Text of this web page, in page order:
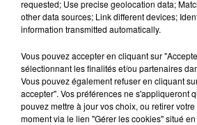
TITRES DIFFUSÉS
20h00
20h00 19h56
19h56
requested; Use precise geolocation data;
other data sources; Link different devices;
information transmitted automatically.
Vous pouvez accepter en cliquant sur
sélectionnant les finalités et/ou partenaires
Vous pouvez également refuser en cliquant
accepter". Vos préférences ne s'appliqueront
pouvez mettre à jour vos choix, ou retirer
moment via le lien "Gérer les cookies" situé